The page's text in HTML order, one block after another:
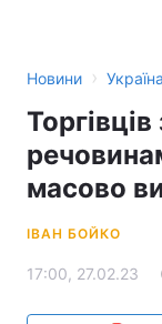
Новини › Україна
масово
ІВАН БОЙКО
17:00, 27.02.23